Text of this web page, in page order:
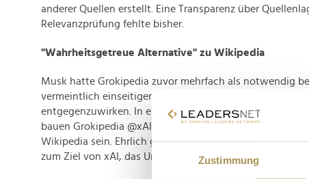
Zustimmung
anderer Quellen erstellt. Eine Transparenz über
Relevanzprüfung fehlte bisher.
"Wahrheitsgetreue Alternative" zu Wikipedia
Musk hatte Grokipedia zuvor mehrfach als notwendig
vermeintlich einseitigen Informationspolitik von
entgegenzuwirken. In einem Post auf X schrieb er bereits
bauen Grokipedia @xAI. Es wird eine massive
Wikipedia sein. Ehrlich gesagt ist es ein notwendiger
zum Ziel von xAI, das Universum zu verstehen."